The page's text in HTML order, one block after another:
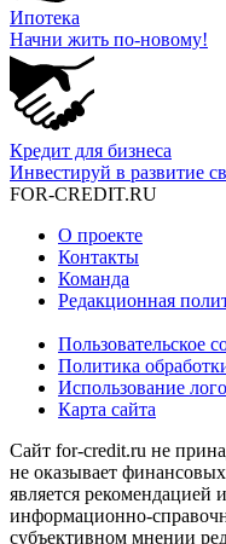
Ипотека
Начни жить по-новому!
Кредит для бизнеса
Инвестируй в развитие
FOR-CREDIT.RU
О проекте
Контакты
Команда
Редакционная
Пользовательское
Политика
Использование
Карта сайта
Сайт for-credit.ru не
не оказывает
является рекомендацией
информационно-
субъективном мнении